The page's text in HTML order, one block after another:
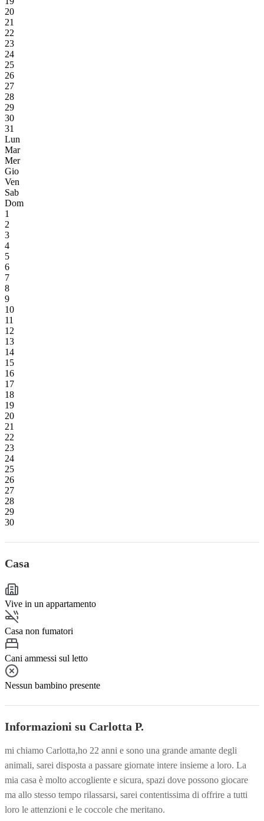
20
21
22
23
24
25
26
27
28
29
30
31
Lun
Mar
Mer
Gio
Ven
Sab
Dom
1
2
3
4
5
6
7
8
9
10
11
12
13
14
15
16
17
18
19
20
21
22
23
24
25
26
27
28
29
30
Casa
Vive in un appartamento
Casa non fumatori
Cani ammessi sul letto
Nessun bambino presente
Informazioni su Carlotta P.
mi chiamo Carlotta,ho 22 anni e sono una grande amante degli
animali, sarei disposta a passare giornate intere insieme a loro. La
mia casa è molto accogliente e sicura, spazi dove possono giocare
ma allo stesso tempo rilassarsi, sarei contentissima di offrire a tutti
loro le attenzioni e le coccole che meritano.